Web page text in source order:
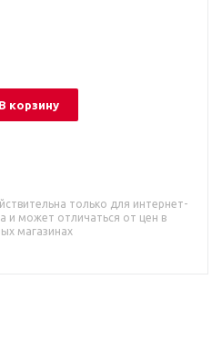
В корзину
только для интернет-
и может отличаться от цен в
магазинах